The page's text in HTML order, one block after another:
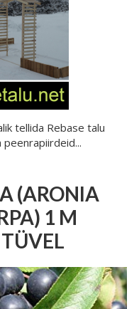
tellida Rebase talu
(ARONIA
1 M